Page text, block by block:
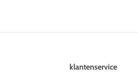
klantenservice